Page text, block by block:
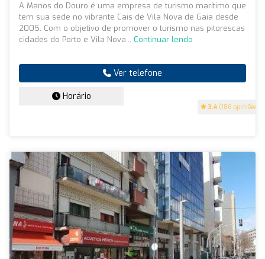
3.4 (186 opiniões)
A Manos do Douro é uma empresa de turismo marítimo que
tem sua sede no vibrante Cais de Vila Nova de Gaia desde
2005. Com o objetivo de promover o turismo nas pitorescas
cidades do Porto e Vila Nova... Continuar lendo
Ver telefone
Horário